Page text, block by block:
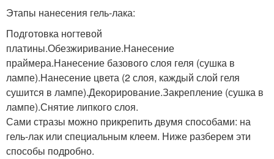
Этапы нанесения гель-лака:
Подготовка ногтевой
платины.Обезжиривание.Нанесение
праймера.Нанесение базового слоя геля (сушка в
лампе).Нанесение цвета (2 слоя, каждый слой геля
сушится в лампе).Декорирование.Закрепление (сушка в
лампе).Снятие липкого слоя.
Сами стразы можно прикрепить двумя способами: на
гель-лак или специальным клеем. Ниже разберем эти
способы подробно.